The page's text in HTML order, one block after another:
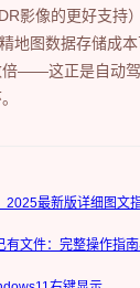
影像的更好支持
地图数据存储成
倍——这正是自动
2025最新版详细图文
有文件：完整操作指